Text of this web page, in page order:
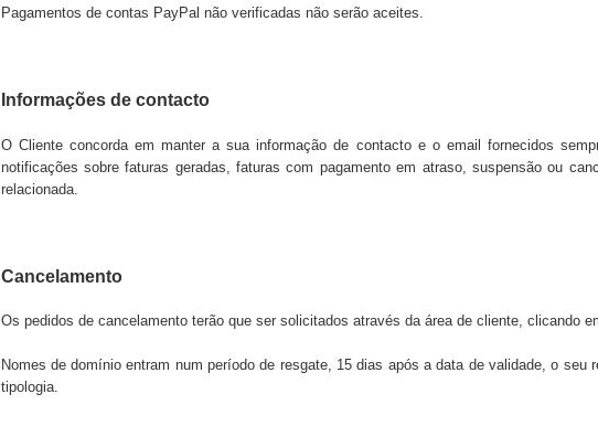
Pagamentos de contas PayPal não verificadas não serão aceites.
Informações de contacto
O Cliente concorda em manter a sua informação de contacto e o email fornecidos
notificações sobre faturas geradas, faturas com pagamento em atraso, suspensão ou
relacionada.
Cancelamento
Os pedidos de cancelamento terão que ser solicitados através da área de cliente, clicando
Nomes de domínio entram num período de resgate, 15 dias após a data de validade, o seu
tipologia.